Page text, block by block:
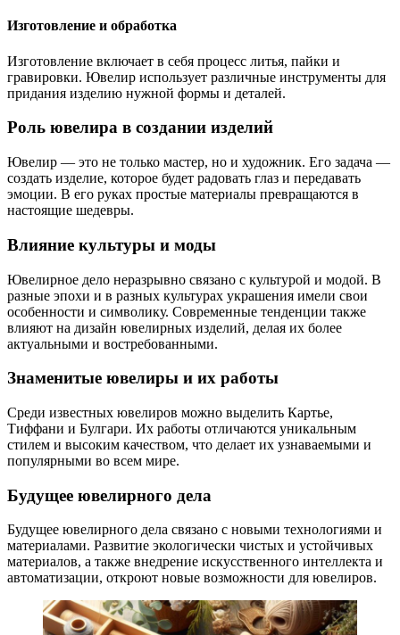
Изготовление и обработка
Изготовление включает в себя процесс литья, пайки и
гравировки. Ювелир использует различные инструменты для
придания изделию нужной формы и деталей.
Роль ювелира в создании изделий
Ювелир — это не только мастер, но и художник. Его задача —
создать изделие, которое будет радовать глаз и передавать
эмоции. В его руках простые материалы превращаются в
настоящие шедевры.
Влияние культуры и моды
Ювелирное дело неразрывно связано с культурой и модой. В
разные эпохи и в разных культурах украшения имели свои
особенности и символику. Современные тенденции также
влияют на дизайн ювелирных изделий, делая их более
актуальными и востребованными.
Знаменитые ювелиры и их работы
Среди известных ювелиров можно выделить Картье,
Тиффани и Булгари. Их работы отличаются уникальным
стилем и высоким качеством, что делает их узнаваемыми и
популярными во всем мире.
Будущее ювелирного дела
Будущее ювелирного дела связано с новыми технологиями и
материалами. Развитие экологически чистых и устойчивых
материалов, а также внедрение искусственного интеллекта и
автоматизации, откроют новые возможности для ювелиров.